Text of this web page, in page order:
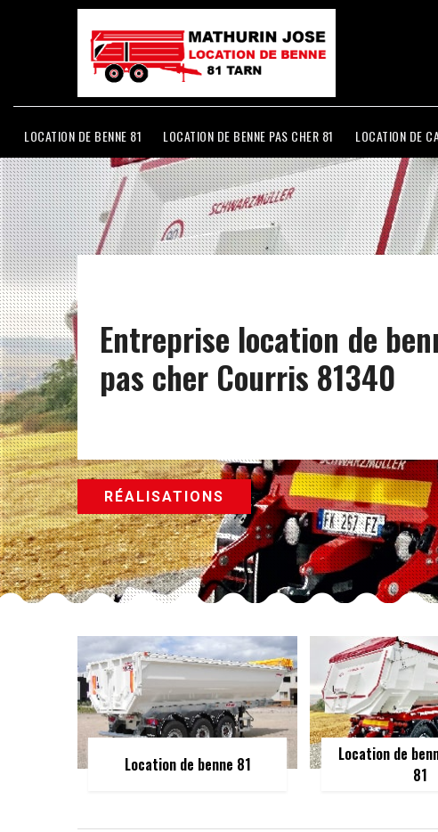
LOCATION DE BENNE 81 LOCATION DE BENNE PAS CHER 81 LOCATION DE
Entreprise location de
pas cher Courris 81340
RÉALISATIONS
Location de benne 81
Location de
81